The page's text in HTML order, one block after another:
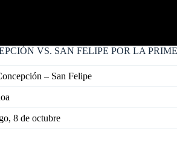
VS. SAN FELIPE POR LA
– San Felipe
8 de octubre